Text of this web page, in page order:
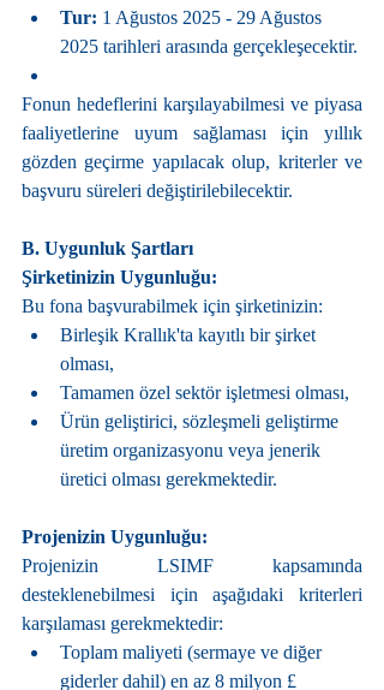
Tur: 1 Ağustos 2025 - 29 Ağustos
2025 tarihleri arasında gerçekleşecektir.
Fonun hedeflerini karşılayabilmesi ve piyasa
faaliyetlerine uyum sağlaması için yıllık
gözden geçirme yapılacak olup, kriterler ve
başvuru süreleri değiştirilebilecektir.
B. Uygunluk Şartları
Şirketinizin Uygunluğu:
Bu fona başvurabilmek için şirketinizin:
Birleşik Krallık'ta kayıtlı bir şirket
olması,
Tamamen özel sektör işletmesi olması,
Ürün geliştirici, sözleşmeli geliştirme
üretim organizasyonu veya jenerik
üretici olması gerekmektedir.
Projenizin Uygunluğu:
Projenizin LSIMF kapsamında
desteklenebilmesi için aşağıdaki kriterleri
karşılaması gerekmektedir:
Toplam maliyeti (sermaye ve diğer
giderler dahil) en az 8 milyon £